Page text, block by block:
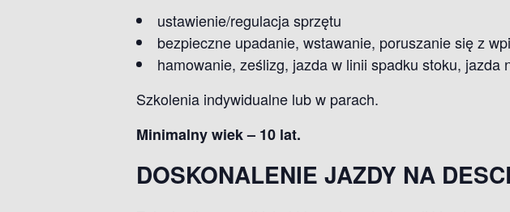
ustawienie/regulacja sprzętu
bezpieczne upadanie, wstawanie, poruszanie się z
hamowanie, ześlizg, jazda w linii spadku stoku, jazda
Szkolenia indywidualne lub w parach.
Minimalny wiek – 10 lat.
DOSKONALENIE JAZDY NA